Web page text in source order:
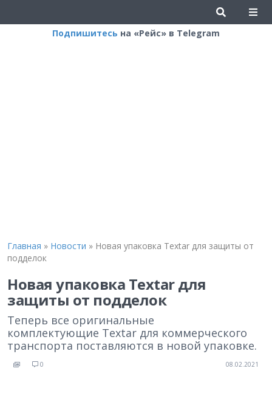
Подпишитесь на «Рейс» в Telegram
Главная » Новости » Новая упаковка Textar для защиты от
подделок
Новая упаковка Textar для
защиты от подделок
Теперь все оригинальные
комплектующие Textar для коммерческого
транспорта поставляются в новой упаковке.
0 08.02.2021